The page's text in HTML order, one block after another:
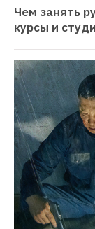
Чем занять
курсы и